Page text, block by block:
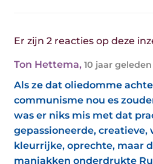
Er zijn 2 reacties op deze
Ton Hettema, 10 jaar geleden
Als ze dat oliedomme
communisme nou es
was er niks mis met dat
gepassioneerde,
kleurrijke, oprechte, maar
maniakken onderdrukte